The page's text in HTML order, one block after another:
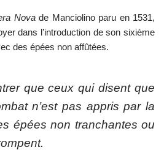
Novade Manciolino paru en 1531,
dans l’introduction de son sixième
des épées non affûtées.
que ceux qui disent que
n’est pas appris par la
épées non tranchantes ou